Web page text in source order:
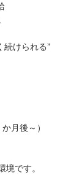
続けられる”
月後～）
です。